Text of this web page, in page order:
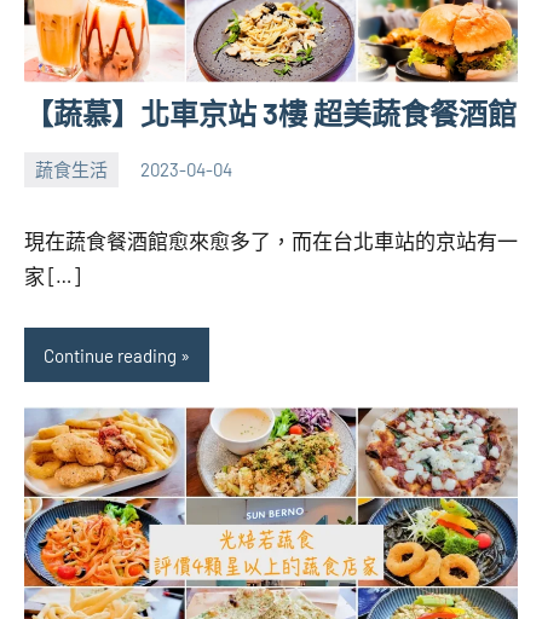
【蔬慕】北車京站 3樓 超美蔬食餐酒館
蔬食生活 2023-04-04
張
芋
No
現在蔬食餐酒館愈來愈多了，而在台北車站的京站有一
家 […]
Continue reading